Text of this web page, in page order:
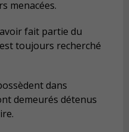
menacées.
fait partie du
toujours recherché
dans
demeurés détenus